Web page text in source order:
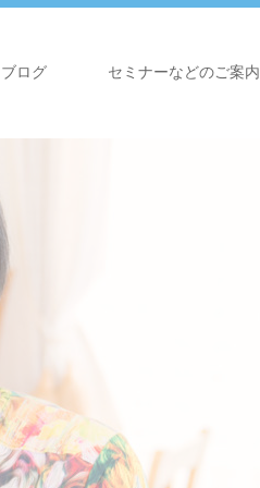
ブログ セミナーなどのご案内